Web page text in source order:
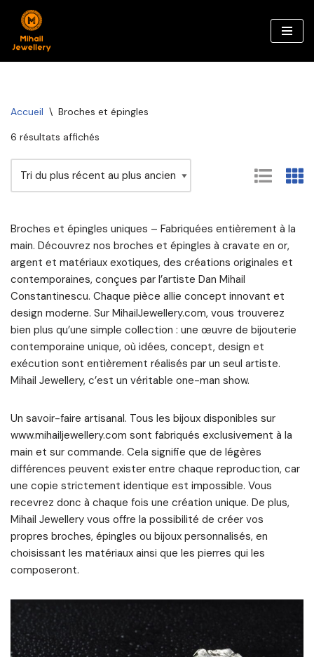
Aller
au
Accueil \ Broches et épingles
6 résultats affichés
Broches et épingles uniques – Fabriquées entièrement à la
main. Découvrez nos broches et épingles à cravate en or,
argent et matériaux exotiques, des créations originales et
contemporaines, conçues par l’artiste Dan Mihail
Constantinescu. Chaque pièce allie concept innovant et
design moderne. Sur MihailJewellery.com, vous trouverez
bien plus qu’une simple collection : une œuvre de bijouterie
contemporaine unique, où idées, concept, design et
exécution sont entièrement réalisés par un seul artiste.
Mihail Jewellery, c’est un véritable one-man show.
Un savoir-faire artisanal. Tous les bijoux disponibles sur
www.mihailjewellery.com sont fabriqués exclusivement à la
main et sur commande. Cela signifie que de légères
différences peuvent exister entre chaque reproduction, car
une copie strictement identique est impossible. Vous
recevrez donc à chaque fois une création unique. De plus,
Mihail Jewellery vous offre la possibilité de créer vos
propres broches, épingles ou bijoux personnalisés, en
choisissant les matériaux ainsi que les pierres qui les
composeront.